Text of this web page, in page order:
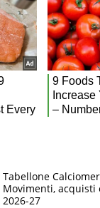
Tabellone
Movimenti, acquisti
2026-27